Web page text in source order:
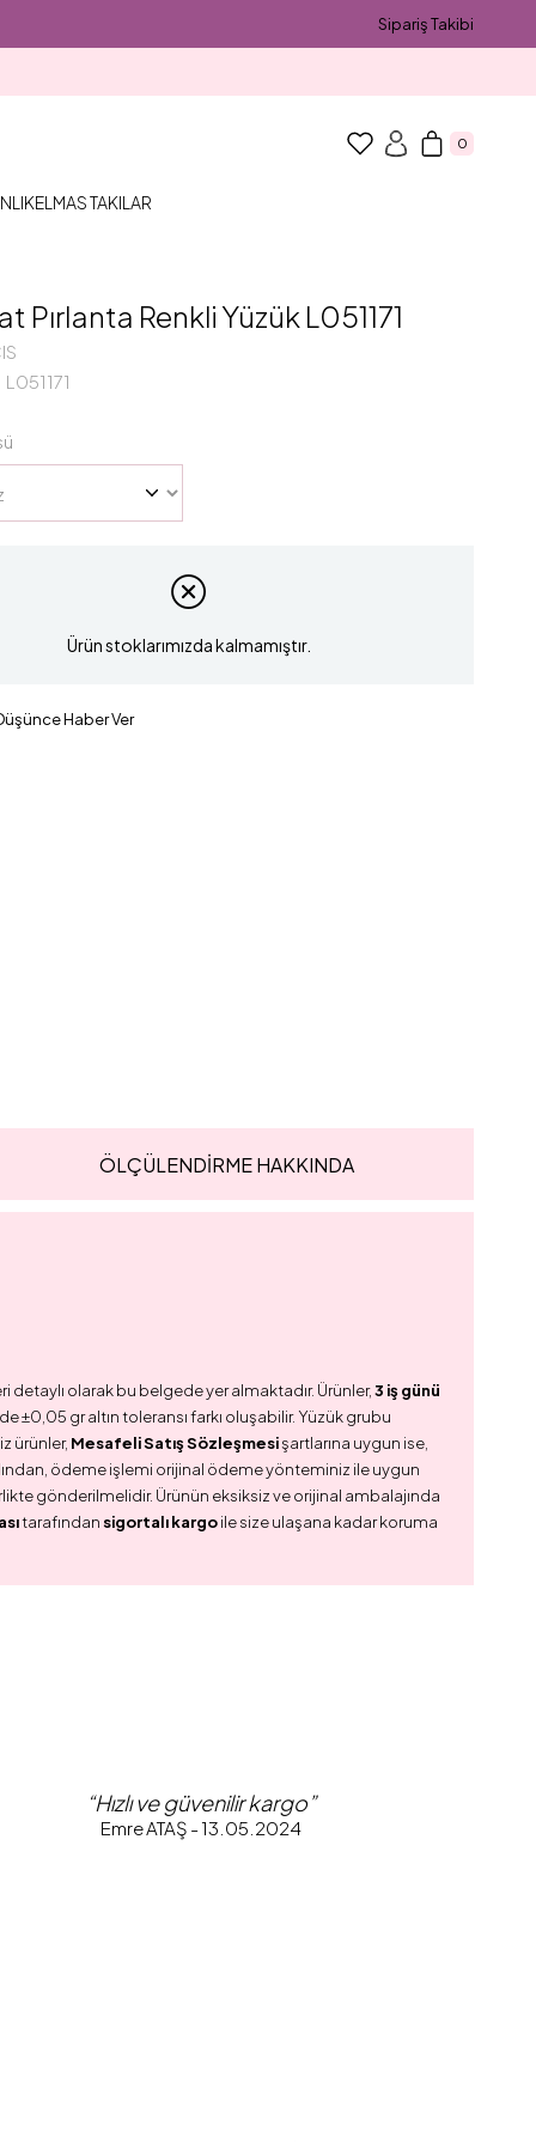
Sipariş Takibi
0
ELMAS TAKILAR
Pırlanta Renkli Yüzük L051171
L051171
Ürün stoklarımızda kalmamıştır.
Haber Ver
ÖLÇÜLENDİRME HAKKINDA
olarak bu belgede yer almaktadır. Ürünler,3 iş günü
gr altın toleransı farkı oluşabilir. Yüzük grubu
ürünler, Mesafeli Satış Sözleşmesişartlarına uygun ise,
ödeme işlemi orijinal ödeme yönteminiz ile uygun
gönderilmelidir. Ürünün eksiksiz ve orijinal ambalajında
tarafından sigortalı kargoile size ulaşana kadar koruma
“Hızlı ve güvenilir kargo”
Emre ATAŞ - 13.05.2024